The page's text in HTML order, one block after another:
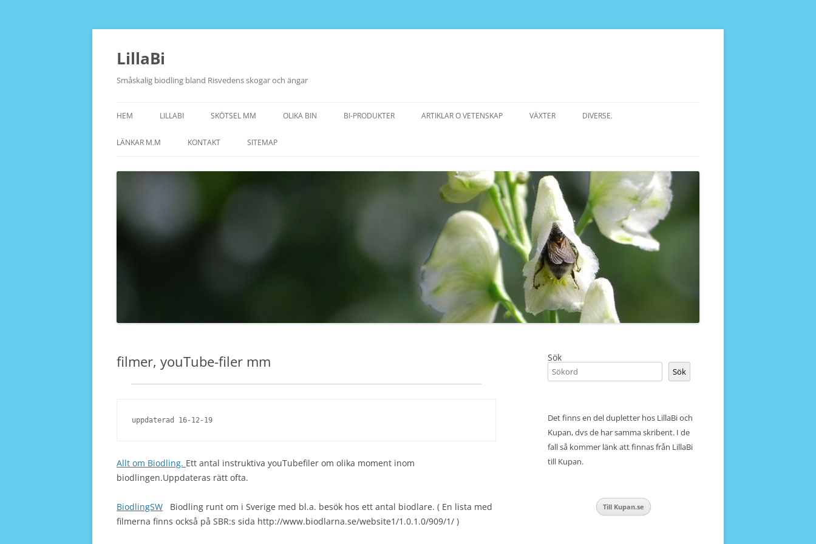
Hoppa
innehåll
LillaBi
Småskalig biodling bland Risvedens skogar och ängar
HEM LILLABI SKÖTSEL MM OLIKA BIN BI-PRODUKTER ARTIKLAR O VETENSKAP VÄXTER DIVERSE.
LÄNKAR M.M KONTAKT SITEMAP
filmer, youTube-filer mm
uppdaterad 16-12-19
Allt om Biodling. Ett antal instruktiva youTubefiler om olika moment inom
biodlingen.Uppdateras rätt ofta.
BiodlingSW Biodling runt om i Sverige med bl.a. besök hos ett antal biodlare. ( En lista med
filmerna finns också på SBR:s sida http://www.biodlarna.se/website1/1.0.1.0/909/1/ )
Sök
Sök
Det finns en del dupletter hos LillaBi och
Kupan, dvs de har samma skribent. I de
fall så kommer länk att finnas från LillaBi
till Kupan.
Till Kupan.se